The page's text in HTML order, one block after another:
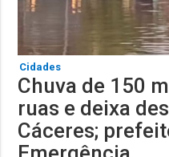
Cidades
Chuva de 150
ruas e deixa
Cáceres;